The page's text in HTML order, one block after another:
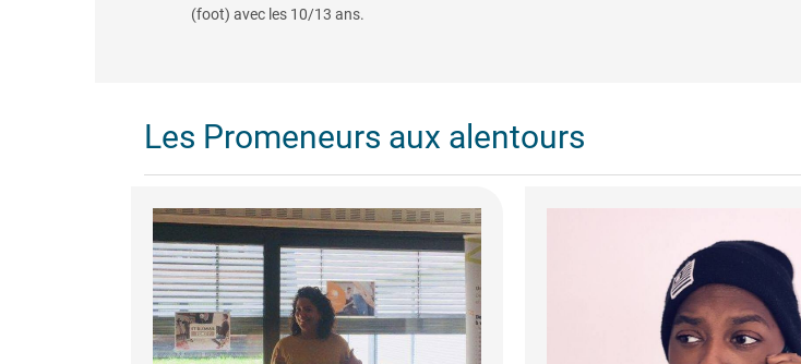
(foot) avec les 10/13 ans.
Les Promeneurs aux alentours